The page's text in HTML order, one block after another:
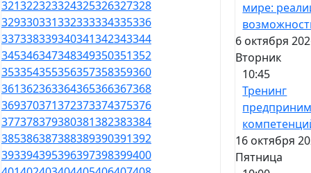
321322323324325326327328
329330331332333334335336
337338339340341342343344
345346347348349350351352
353354355356357358359360
361362363364365366367368
369370371372373374375376
377378379380381382383384
385386387388389390391392
393394395396397398399400
мире:
6 октября
Вторник
10:45
Тренинг
16 октября
Пятница